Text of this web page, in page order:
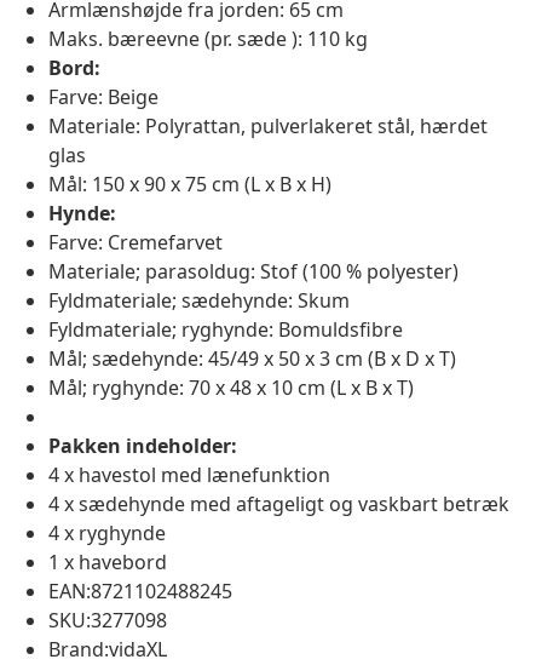
Armlænshøjde fra jorden: 65 cm
Maks. bæreevne (pr. sæde ): 110 kg
Bord:
Farve: Beige
Materiale: Polyrattan, pulverlakeret stål, hærdet
glas
Mål: 150 x 90 x 75 cm (L x B x H)
Hynde:
Farve: Cremefarvet
Materiale; parasoldug: Stof (100 % polyester)
Fyldmateriale; sædehynde: Skum
Fyldmateriale; ryghynde: Bomuldsfibre
Mål; sædehynde: 45/49 x 50 x 3 cm (B x D x T)
Mål; ryghynde: 70 x 48 x 10 cm (L x B x T)
Pakken indeholder:
4 x havestol med lænefunktion
4 x sædehynde med aftageligt og vaskbart betræk
4 x ryghynde
1 x havebord
EAN:8721102488245
SKU:3277098
Brand:vidaXL